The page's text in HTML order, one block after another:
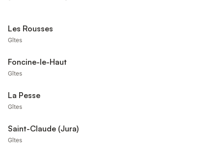
Les Rousses
Gîtes
Foncine-le-Haut
Gîtes
La Pesse
Gîtes
Saint-Claude (Jura)
Gîtes